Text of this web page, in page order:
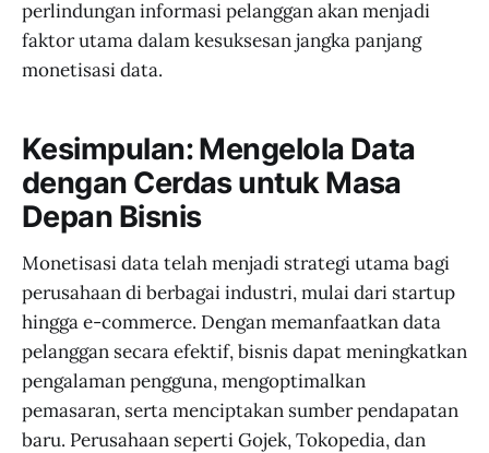
perlindungan informasi pelanggan akan menjadi
faktor utama dalam kesuksesan jangka panjang
monetisasi data.
Kesimpulan: Mengelola Data
dengan Cerdas untuk Masa
Depan Bisnis
Monetisasi data telah menjadi strategi utama bagi
perusahaan di berbagai industri, mulai dari startup
hingga e-commerce. Dengan memanfaatkan data
pelanggan secara efektif, bisnis dapat meningkatkan
pengalaman pengguna, mengoptimalkan
pemasaran, serta menciptakan sumber pendapatan
baru. Perusahaan seperti Gojek, Tokopedia, dan